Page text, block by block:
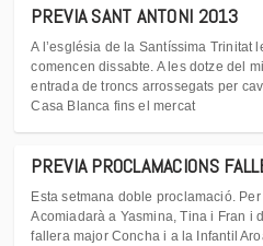
PREVIA SANT ANTONI 2013
A l’església de la Santíssima Trinitat
comencen dissabte. A les dotze del
entrada de troncs arrossegats per
Casa Blanca fins el mercat
PREVIA PROCLAMACIONS
Esta setmana doble proclamació.
Acomiadarà a Yasmina, Tina i Fran i
fallera major Concha i a la Infantil